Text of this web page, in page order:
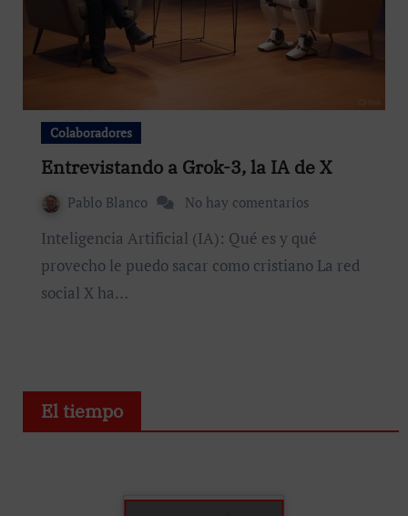
Colaboradores
Entrevistando a Grok-3, la IA de X
Pablo Blanco No hay comentarios
Inteligencia Artificial (IA): Qué es y qué
provecho le puedo sacar como cristiano La red
social X ha…
El tiempo